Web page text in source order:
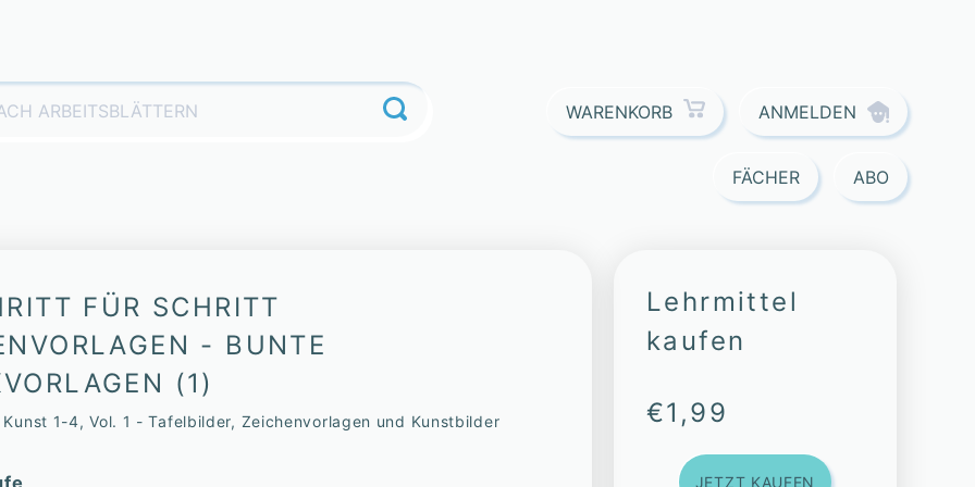
WARENKORB ANMELDEN
FÄCHER ABO
FÜR SCHRITT
- BUNTE
(1)
Kunst 1-4, Vol. 1 - Tafelbilder, Zeichenvorlagen und Kunstbilder
Lehrmittel
kaufen
€1,99
JETZT KAUFEN